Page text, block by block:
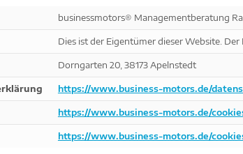
businessmotors® Managementberatung
Dies ist der Eigentümer dieser Website.
Dorngarten 20, 38173 Apelnstedt
https://www.business-motors.de/
https://www.business-motors.de/
https://www.business-motors.de/